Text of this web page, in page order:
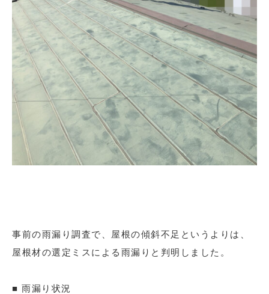
事前の雨漏り調査で、屋根の傾斜不足というよりは、
屋根材の選定ミスによる雨漏りと判明しました。
■ 雨漏り状況